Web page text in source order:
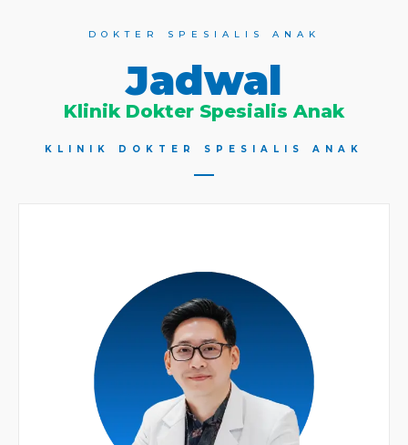
DOKTER SPESIALIS ANAK
Jadwal
Klinik Dokter Spesialis Anak
KLINIK DOKTER SPESIALIS ANAK